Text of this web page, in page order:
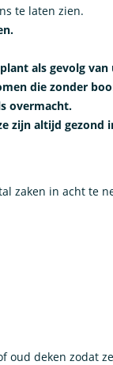
te laten zien.
als gevolg
die zonder
overmacht.
zijn altijd
zaken in acht te
oud deken zodat